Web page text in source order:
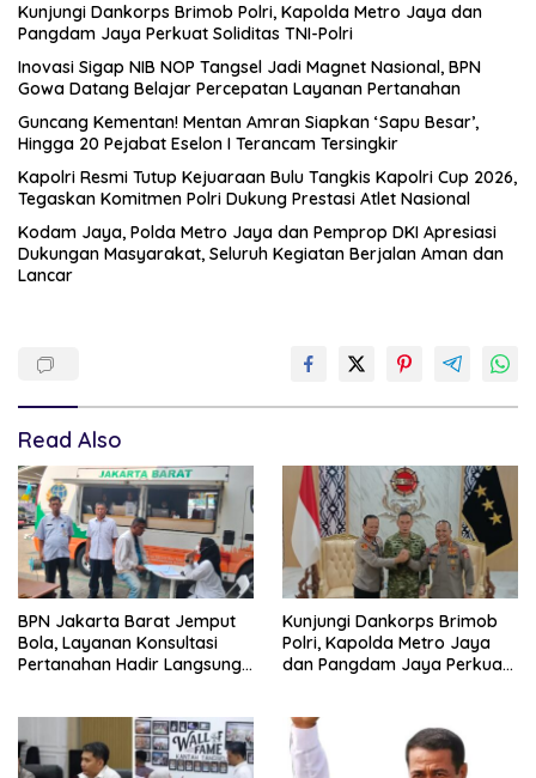
Kunjungi Dankorps Brimob Polri, Kapolda Metro Jaya dan
Pangdam Jaya Perkuat Soliditas TNI-Polri
Inovasi Sigap NIB NOP Tangsel Jadi Magnet Nasional, BPN
Gowa Datang Belajar Percepatan Layanan Pertanahan
Guncang Kementan! Mentan Amran Siapkan ‘Sapu Besar’,
Hingga 20 Pejabat Eselon I Terancam Tersingkir
Kapolri Resmi Tutup Kejuaraan Bulu Tangkis Kapolri Cup 2026,
Tegaskan Komitmen Polri Dukung Prestasi Atlet Nasional
Kodam Jaya, Polda Metro Jaya dan Pemprop DKI Apresiasi
Dukungan Masyarakat, Seluruh Kegiatan Berjalan Aman dan
Lancar
Read Also
BPN Jakarta Barat Jemput
Bola, Layanan Konsultasi
Pertanahan Hadir Langsung
Kunjungi Dankorps Brimob
Polri, Kapolda Metro Jaya
dan Pangdam Jaya Perkuat